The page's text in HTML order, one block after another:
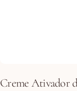
Creme Ativador